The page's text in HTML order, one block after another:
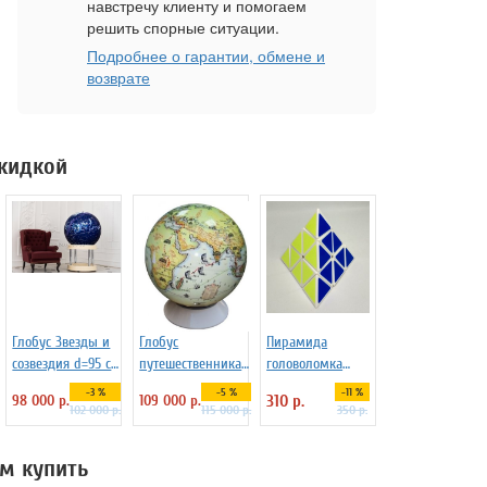
навстречу клиенту и помогаем
решить спорные ситуации.
Подробнее о гарантии, обмене и
возврате
Глобус Звезды и
созвездия d=95 см
на пластиковой
подставке, арт.
134681
98 000 р. -3 %
102 000 р.
Глобус
путешественника
большой d=130 см,
арт. 1151
109 000 р. -5 %
115 000 р.
Пирамида
головоломка
3х3х3 классика
310 р. -11 %
350 р.
купить